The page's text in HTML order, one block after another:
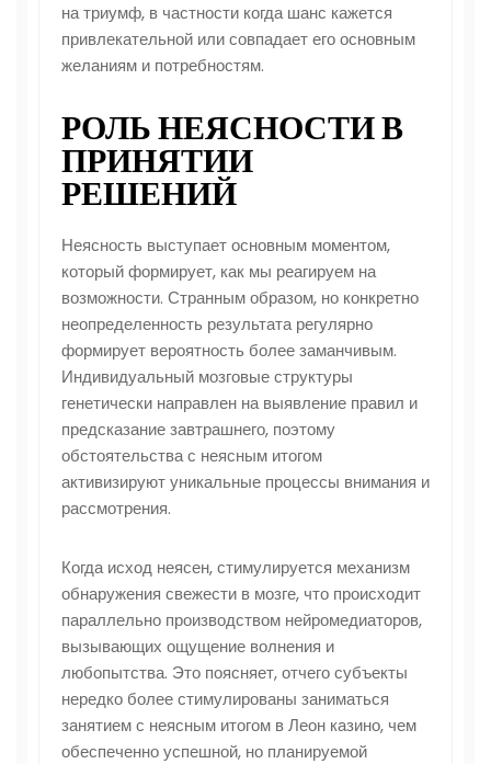
на триумф, в частности когда шанс кажется
привлекательной или совпадает его основным
желаниям и потребностям.
РОЛЬ НЕЯСНОСТИ В
ПРИНЯТИИ
РЕШЕНИЙ
Неясность выступает основным моментом,
который формирует, как мы реагируем на
возможности. Странным образом, но конкретно
неопределенность результата регулярно
формирует вероятность более заманчивым.
Индивидуальный мозговые структуры
генетически направлен на выявление правил и
предсказание завтрашнего, поэтому
обстоятельства с неясным итогом
активизируют уникальные процессы внимания и
рассмотрения.
Когда исход неясен, стимулируется механизм
обнаружения свежести в мозге, что происходит
параллельно производством нейромедиаторов,
вызывающих ощущение волнения и
любопытства. Это поясняет, отчего субъекты
нередко более стимулированы заниматься
занятием с неясным итогом в Леон казино, чем
обеспеченно успешной, но планируемой